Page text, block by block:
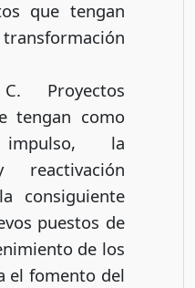
que tengan
Proyectos
tengan como
la
reactivación
consiguiente
puestos de
de los
el fomento del